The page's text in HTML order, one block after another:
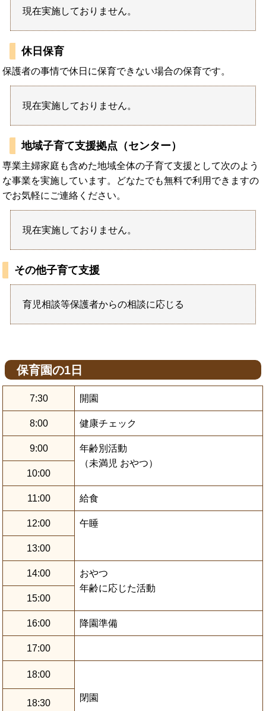
現在実施しておりません。
休日保育
保護者の事情で休日に保育できない場合の保育です。
現在実施しておりません。
地域子育て支援拠点（センター）
専業主婦家庭も含めた地域全体の子育て支援として次のよう
な事業を実施しています。どなたでも無料で利用できますの
でお気軽にご連絡ください。
現在実施しておりません。
その他子育て支援
育児相談等保護者からの相談に応じる
保育園の1日
7:30 開園
8:00 健康チェック
9:00
年齢別活動
（未満児 おやつ）
10:00
11:00 給食
12:00 午睡
13:00
14:00
おやつ
年齢に応じた活動
15:00
16:00 降園準備
17:00
18:00
閉園
18:30